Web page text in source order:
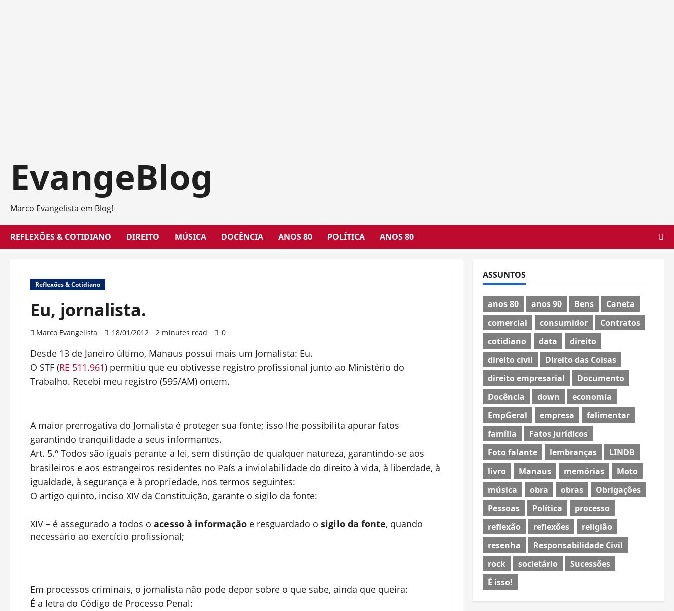
contentEvangeBlog
Marco Evangelista em Blog!
REFLEXÕES & COTIDIANO DIREITO MÚSICA DOCÊNCIA ANOS 80 POLÍTICA ANOS 80
Reflexões & Cotidiano
Eu, jornalista.
Marco Evangelista 18/01/2012 2 minutes read 0
Desde 13 de Janeiro último, Manaus possui mais um Jornalista: Eu.
O STF (RE 511.961) permitiu que eu obtivesse registro profissional junto ao Ministério do
Trabalho. Recebi meu registro (595/AM) ontem.
A maior prerrogativa do Jornalista é proteger sua fonte; isso lhe possibilita apurar fatos
garantindo tranquilidade a seus informantes.
Art. 5.º Todos são iguais perante a lei, sem distinção de qualquer natureza, garantindo-se aos
brasileiros e aos estrangeiros residentes no País a inviolabilidade do direito à vida, à liberdade, à
igualdade, à segurança e à propriedade, nos termos seguintes:
O artigo quinto, inciso XIV da Constituição, garante o sigilo da fonte:
XIV – é assegurado a todos o acesso à informação e resguardado o sigilo da fonte, quando
necessário ao exercício profissional;
Em processos criminais, o jornalista não pode depor sobre o que sabe, ainda que queira:
É a letra do Código de Processo Penal:
ASSUNTOS
anos 80 anos 90 Bens
Caneta
comercial
consumidor
Contratos
cotidiano
data
direito
direito civil
Direito das Coisas
direito empresarial
Documento
Docência
down
economia
EmpGeral
empresa
falimentar
família
Fatos Jurídicos
Foto falante
lembranças
LINDB
livro
Manaus memórias
Moto
música
obra obras
Obrigações
Pessoas
Política
processo
reflexão
reflexões
religião
resenha
Responsabilidade Civil
rock
societário
Sucessões
É isso!